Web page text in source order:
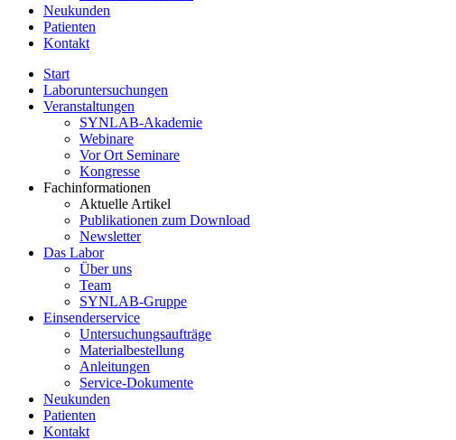
Neukunden
Patienten
Kontakt
Start
Laboruntersuchungen
Veranstaltungen
SYNLAB-Akademie
Webinare
Vor Ort Seminare
Kongresse
Fachinformationen
Aktuelle Artikel
Publikationen zum Download
Newsletter
Das Labor
Über uns
Team
SYNLAB-Gruppe
Einsenderservice
Untersuchungsaufträge
Materialbestellung
Anleitungen
Service-Dokumente
Neukunden
Patienten
Kontakt